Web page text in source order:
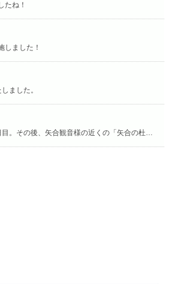
たね！
しました！
ました。
その後、矢合観音様の近くの「矢合の杜」へ。